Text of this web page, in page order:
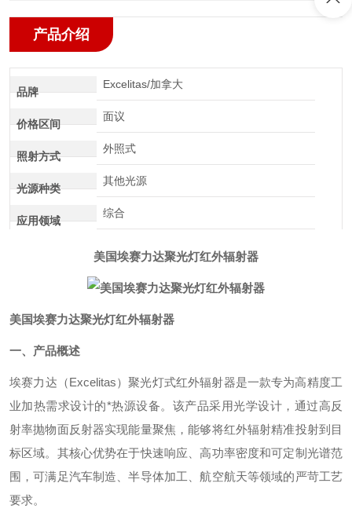
产品介绍
品牌
Excelitas/加拿大
价格区间
面议
照射方式
外照式
光源种类
其他光源
应用领域
综合
美国埃赛力达聚光灯红外辐射器
美国埃赛力达聚光灯红外辐射器
一、产品概述
埃赛力达（Excelitas）聚光灯式红外辐射器是一款专为高精度工
业加热需求设计的*热源设备。该产品采用光学设计，通过高反
射率抛物面反射器实现能量聚焦，能够将红外辐射精准投射到目
标区域。其核心优势在于快速响应、高功率密度和可定制光谱范
围，可满足汽车制造、半导体加工、航空航天等领域的严苛工艺
要求。